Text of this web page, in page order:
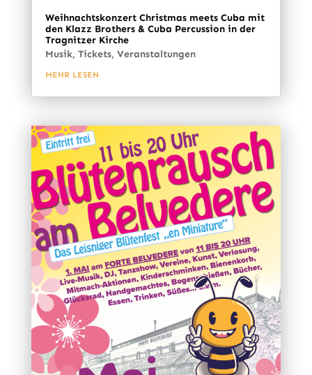
Weihnachtskonzert Christmas meets Cuba mit
den Klazz Brothers & Cuba Percussion in der
Tragnitzer Kirche
Musik, Tickets, Veranstaltungen
MEHR LESEN